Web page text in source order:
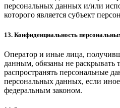
персональных данных и/или
которого является субъект
13. Конфиденциальность
Оператор и иные лица,
данным, обязаны не раскрывать
распространять персональные
персональных данных, если
федеральным законом.